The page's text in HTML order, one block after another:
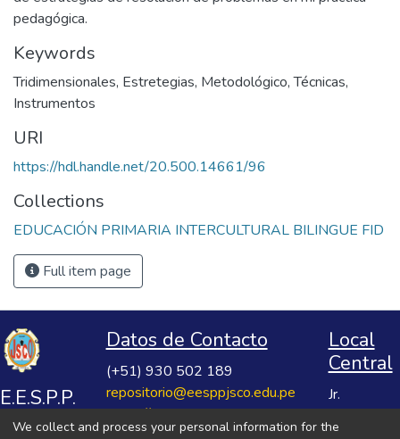
pedagógica.
Keywords
Tridimensionales, Estretegias, Metodológico,Técnicas,
Instrumentos
URI
https://hdl.handle.net/20.500.14661/96
Collections
EDUCACIÓN PRIMARIA INTERCULTURAL BILINGUE FID
Full item page
E.E.S.P.P.
José
Datos de Contacto
(+51) 930 502 189
repositorio@eesppjsco.edu.pe
https://repositorio.eesppjsco.edu.pe
Local
Central
Jr.
We collect and process your personal information for the